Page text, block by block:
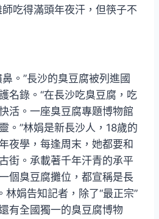
吃得滿頭年夜汗，但筷子不
。”長沙的臭豆腐被列進國
名錄。“在長沙吃臭豆腐，吃
活。一座臭豆腐專題博物館
。”林娟是新長沙人，18歲的
夜學，每逢周末，她都要和
街。承載著千年汗青的承平
個臭豆腐攤位，都宣稱是長
林娟告知記者，除了“最正宗”
有全國獨一的臭豆腐博物